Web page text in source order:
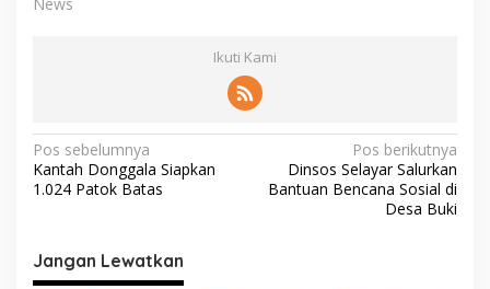
Ikuti Kami
N
a
i
g
Pos sebelumnya
Kantah Donggala Siapkan
1.024 Patok Batas
Pos berikutnya
Dinsos Selayar Salurkan
Bantuan Bencana Sosial di
Desa Buki
Jangan Lewatkan